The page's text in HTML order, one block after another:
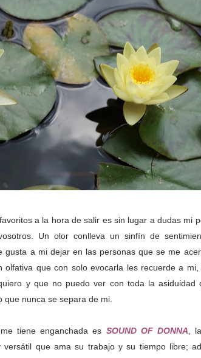
a la hora de salir es sin lugar a dudas mi
Un olor conlleva un sinfín de
gusta a mi dejar en las personas que se me
olfativa que con solo evocarla les recuerde a
y que no puedo ver con toda la asiduidad
nunca se separa de mi.
tiene enganchada es SOUND OF DONNA ,
versátil que ama su trabajo y su tiempo libre;